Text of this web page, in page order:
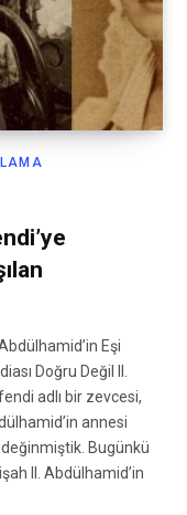
Eşi
Doğru Değil II.
adlı bir zevcesi,
annesi
Bugünkü
II. Abdülhamid’in